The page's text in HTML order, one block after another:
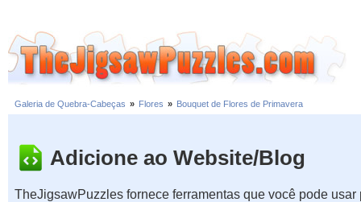
Galeria de Quebra-Cabeças » Flores » Bouquet de Flores de Primavera
Adicione ao Website/Blog
TheJigsawPuzzles fornece ferramentas que você pode usar